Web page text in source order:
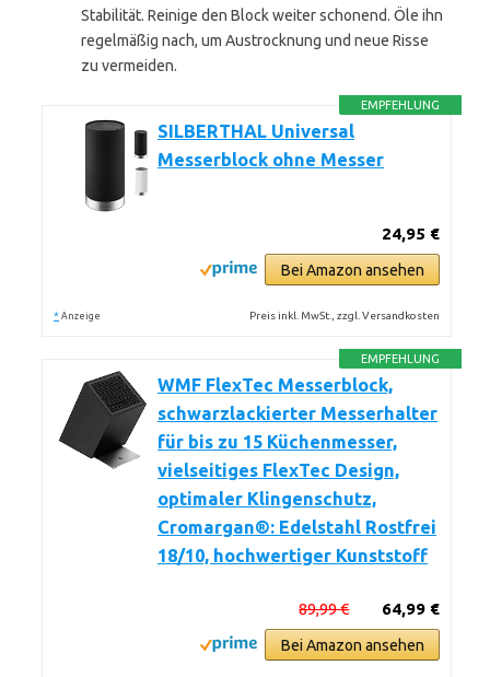
Stabilität. Reinige den Block weiter schonend. Öle ihn
regelmäßig nach, um Austrocknung und neue Risse
zu vermeiden.
EMPFEHLUNG
SILBERTHAL Universal
Messerblock ohne Messer
24,95 €
Bei Amazon ansehen
* Anzeige Preis inkl. MwSt., zzgl. Versandkosten
EMPFEHLUNG
WMF FlexTec Messerblock,
schwarzlackierter Messerhalter
für bis zu 15 Küchenmesser,
vielseitiges FlexTec Design,
optimaler Klingenschutz,
Cromargan®: Edelstahl Rostfrei
18/10, hochwertiger Kunststoff
64,99 €
89,99 €
Bei Amazon ansehen